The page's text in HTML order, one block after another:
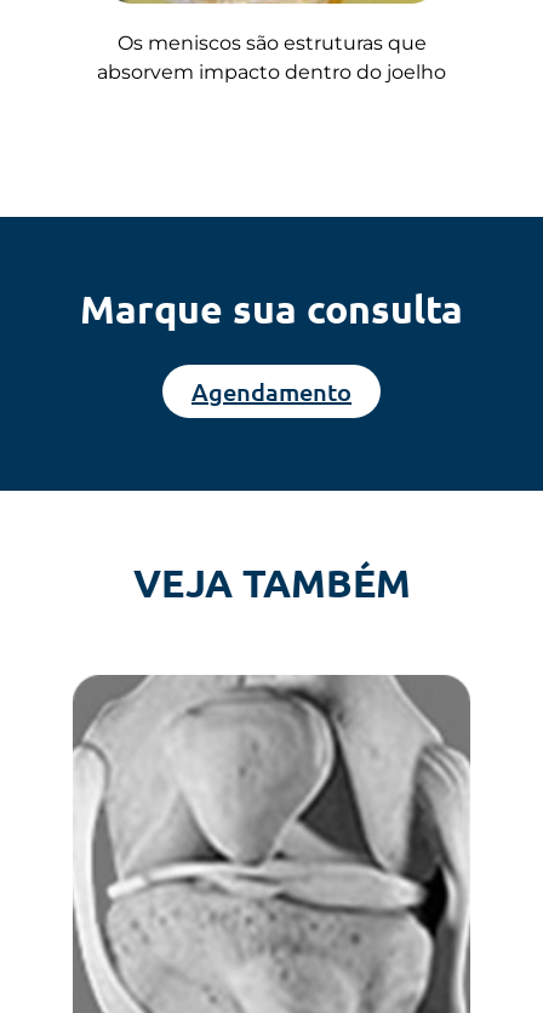
Os meniscos são estruturas que
absorvem impacto dentro do joelho
Marque sua consulta
Agendamento
VEJA TAMBÉM